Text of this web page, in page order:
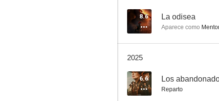
8.6 La odisea
Aparece como
2025
6.6 Los
Reparto